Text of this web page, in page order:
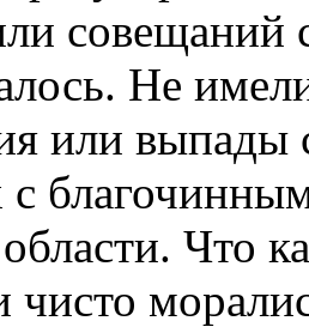
Не
или выпады
Что